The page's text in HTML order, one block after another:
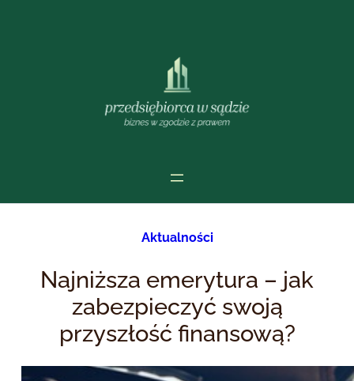
Aktualności
Najniższa emerytura – jak
zabezpieczyć swoją
przyszłość finansową?